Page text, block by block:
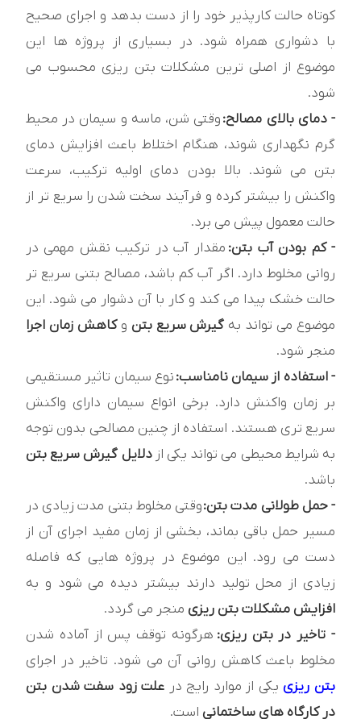
کوتاه حالت کارپذیر خود را از دست بدهد و اجرای صحیح
با دشواری همراه شود. در بسیاری از پروژه ها این
موضوع از اصلی ترین مشکلات بتن ریزی محسوب می
شود.
- دمای بالای مصالح:وقتی شن، ماسه و سیمان در محیط
گرم نگهداری شوند، هنگام اختلاط باعث افزایش دمای
بتن می شوند. بالا بودن دمای اولیه ترکیب، سرعت
واکنش را بیشتر کرده و فرآیند سخت شدن را سریع تر از
حالت معمول پیش می برد.
- کم بودن آب بتن: مقدار آب در ترکیب نقش مهمی در
روانی مخلوط دارد. اگر آب کم باشد، مصالح بتنی سریع تر
حالت خشک پیدا می کند و کار با آن دشوار می شود. این
موضوع می تواند به گیرش سریع بتن وکاهش زمان اجرا
منجر شود.
- استفاده از سیمان نامناسب:نوع سیمان تاثیر مستقیمی
بر زمان واکنش دارد. برخی انواع سیمان دارای واکنش
سریع تری هستند. استفاده از چنین مصالحی بدون توجه
به شرایط محیطی می تواند یکی ازدلایل گیرش سریع بتن
باشد.
- حمل طولانی مدت بتن:وقتی مخلوط بتنی مدت زیادی در
مسیر حمل باقی بماند، بخشی از زمان مفید اجرای آن از
دست می رود. این موضوع در پروژه هایی که فاصله
زیادی از محل تولید دارند بیشتر دیده می شود و به
افزایش مشکلات بتن ریزی منجر می گردد.
- تاخیر در بتن ریزی: هرگونه توقف پس از آماده شدن
مخلوط باعث کاهش روانی آن می شود. تاخیر در اجرای
بتن ریزی یکی از موارد رایج در علت زود سفت شدن بتن
در کارگاه های ساختمانی است.